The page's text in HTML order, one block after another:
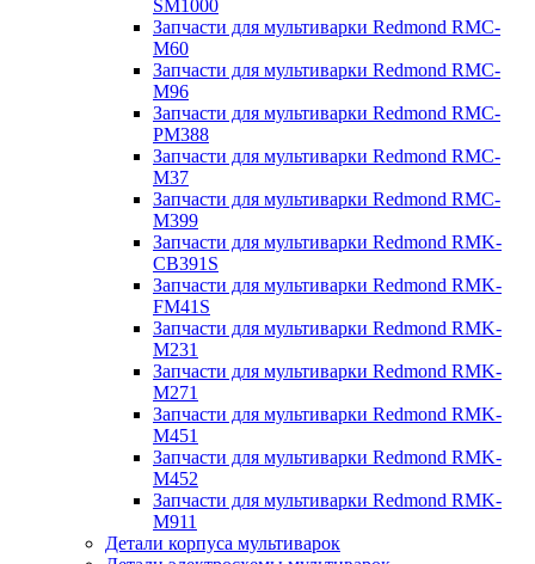
SM1000
Запчасти для мультиварки Redmond RMC-
M60
Запчасти для мультиварки Redmond RMC-
M96
Запчасти для мультиварки Redmond RMC-
PM388
Запчасти для мультиварки Redmond RMC-
M37
Запчасти для мультиварки Redmond RMC-
M399
Запчасти для мультиварки Redmond RMK-
CB391S
Запчасти для мультиварки Redmond RMK-
FM41S
Запчасти для мультиварки Redmond RMK-
M231
Запчасти для мультиварки Redmond RMK-
M271
Запчасти для мультиварки Redmond RMK-
M451
Запчасти для мультиварки Redmond RMK-
M452
Запчасти для мультиварки Redmond RMK-
M911
Детали корпуса мультиварок